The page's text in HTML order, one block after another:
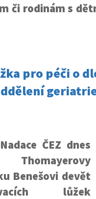
či rodinám s
pro péči o
ČEZ dnes
Benešovi devět
lůžek